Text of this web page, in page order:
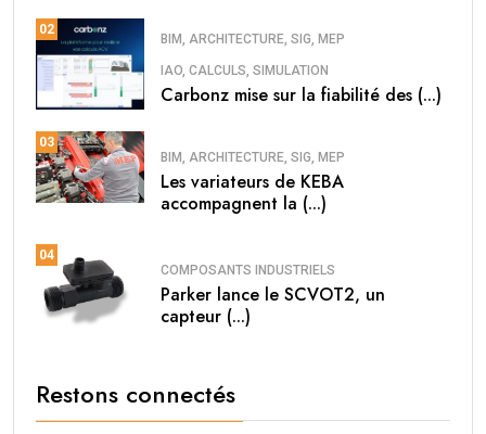
02
BIM, ARCHITECTURE, SIG, MEP
IAO, CALCULS, SIMULATION
Carbonz mise sur la fiabilité des (...)
03
BIM, ARCHITECTURE, SIG, MEP
Les variateurs de KEBA
accompagnent la (...)
04
COMPOSANTS INDUSTRIELS
Parker lance le SCVOT2, un
capteur (...)
Restons connectés